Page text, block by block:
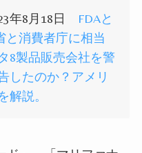
年8月18日 FDAと
と消費者庁に相当
8製品販売会社を警
したのか？アメリ
解説。